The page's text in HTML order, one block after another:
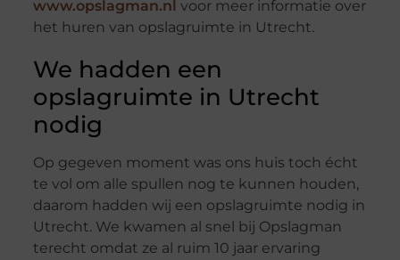
www.opslagman.nl voor meer informatie over
het huren van opslagruimte in Utrecht.
We hadden een
opslagruimte in Utrecht
nodig
Op gegeven moment was ons huis toch écht
te vol om alle spullen nog te kunnen houden,
daarom hadden wij een opslagruimte nodig in
Utrecht. We kwamen al snel bij Opslagman
terecht omdat ze al ruim 10 jaar ervaring